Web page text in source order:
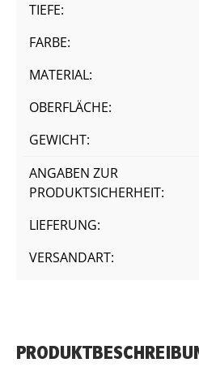
TIEFE:
FARBE:
MATERIAL:
OBERFLÄCHE:
GEWICHT:
ANGABEN ZUR
PRODUKTSICHERHEIT:
LIEFERUNG:
VERSANDART: